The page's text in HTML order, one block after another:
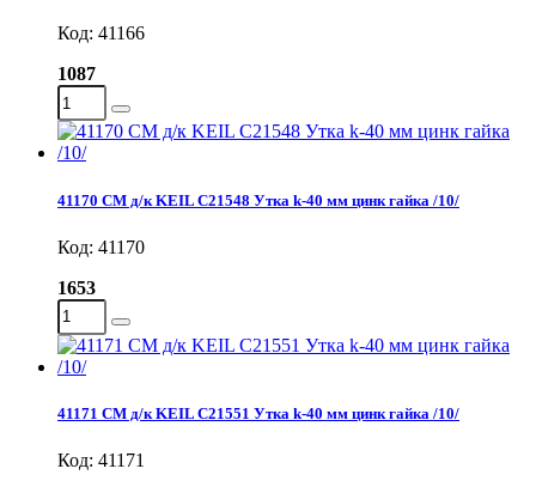
Код: 41166
1087
41170 СМ д/к KEIL С21548 Утка k-40 мм цинк гайка /10/
Код: 41170
1653
41171 СМ д/к KEIL С21551 Утка k-40 мм цинк гайка /10/
Код: 41171